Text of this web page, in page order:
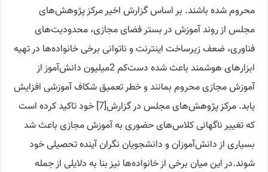
محروم شده باشند. بر اساس گزارش اخیر مرکز پژوهش‌های
مجلس از روند آموزش در بستر فضای مجازی، محدودیت‌های
فناوری، ضعف زیرساخت اینترنت و ناتوانی برخی خانواده‌ها در تهیه
ابزارهای هوشمند باعث شده دست‌کم 2‌میلیون دانش‌آموز از
آموزش مجازی محروم بمانند و خطر تعمیق شکاف آموزشی افزایش
یابد. مرکز پژوهش‌های مجلس در گزارش[7] خود تاکید کرده است
که تغییر ناگهانی کلاس‌های حضوری به آموزش مجازی باعث شد
بسیاری از دانش‌آموزان و دانشجویان نگران آینده تحصیلی خود
شوند.در این میان برخی از خانواده‌ها نیز بنا به دلایلی از جمله